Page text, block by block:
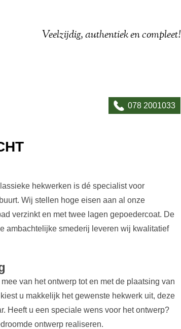
Veelzijdig, authentiek en compleet!
078 2001033
hekwerken is dé specialist voor
Wij stellen hoge eisen aan al onze
verzinkt en met twee lagen gepoedercoat. De
ambachtelijke smederij leveren wij kwalitatief
van het ontwerp tot en met de plaatsing van
u makkelijk het gewenste hekwerk uit, deze
Heeft u een speciale wens voor het ontwerp?
ontwerp realiseren.